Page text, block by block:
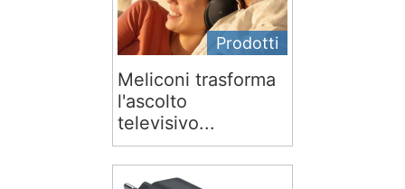
Prodotti
Meliconi trasforma
l'ascolto
televisivo...